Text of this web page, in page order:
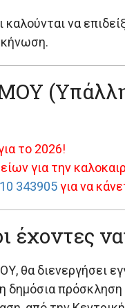
να
το 2026!
για την
343905για να
έχοντες
θα διενεργήσει